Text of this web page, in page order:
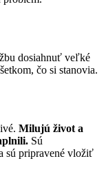
dosiahnuť veľké
čo si stanovia.
Milujú život a
Sú
sú pripravené vložiť